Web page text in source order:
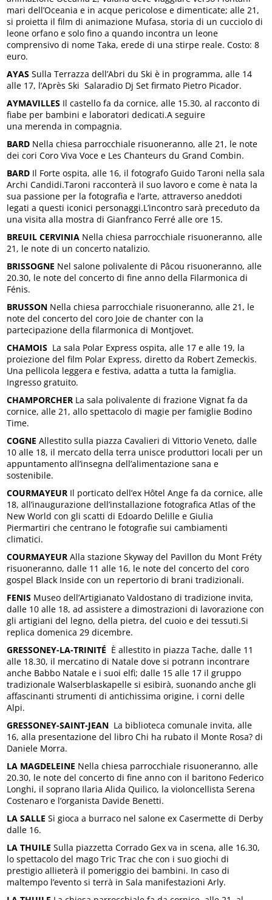
mari dell’Oceania e in acque pericolose e dimenticate; alle 21,
si proietta il film di animazione Mufasa, storia di un cucciolo di
leone orfano e solo fino a quando incontra un leone
comprensivo di nome Taka, erede di una stirpe reale. Costo: 8
euro.
AYAS Sulla Terrazza dell’Abri du Ski è in programma, alle 14
alle 17, l’Après Ski Salaradio Dj Set firmato Pietro Picador.
AYMAVILLES Il castello fa da cornice, alle 15.30, al racconto di
fiabe per bambini e laboratori dedicati.A seguire
una merenda in compagnia.
BARD Nella chiesa parrocchiale risuoneranno, alle 21, le note
dei cori Coro Viva Voce e Les Chanteurs du Grand Combin.
BARD Il Forte ospita, alle 16, il fotografo Guido Taroni nella sala
Archi Candidi.Taroni racconterà il suo lavoro e come è nata la
sua passione per la fotografia e l’arte, attraverso aneddoti
legati a questi iconici personaggi.L’incontro sarà preceduto da
una visita alla mostra di Gianfranco Ferré alle ore 15.
BREUIL CERVINIA Nella chiesa parrocchiale risuoneranno, alle
21, le note di un concerto natalizio.
BRISSOGNE Nel salone polivalente di Pâcou risuoneranno, alle
20.30, le note del concerto di fine anno della Filarmonica di
Fénis.
BRUSSON Nella chiesa parrocchiale risuoneranno, alle 21, le
note del concerto del coro Joie de chanter con la
partecipazione della filarmonica di Montjovet.
CHAMOIS La sala Polar Express ospita, alle 17 e alle 19, la
proiezione del film Polar Express, diretto da Robert Zemeckis.
Una pellicola leggera e festiva, adatta a tutta la famiglia.
Ingresso gratuito.
CHAMPORCHER La sala polivalente di frazione Vignat fa da
cornice, alle 21, allo spettacolo di magie per famiglie Bodino
Time.
COGNE Allestito sulla piazza Cavalieri di Vittorio Veneto, dalle
10 alle 18, il mercato della terra unisce produttori locali per un
appuntamento all’insegna dell’alimentazione sana e
sostenibile.
COURMAYEUR Il porticato dell’ex Hôtel Ange fa da cornice, alle
18, all’inaugurazione dell’installazione fotografica Atlas of the
New World con gli scatti di Edoardo Delille e Giulia
Piermartiri che centrano le fotografie sui cambiamenti
climatici.
COURMAYEURAlla stazione Skyway del Pavillon du Mont Fréty
risuoneranno, dalle 11 alle 16, le note del concerto del coro
gospel Black Inside con un repertorio di brani tradizionali.
FENIS Museo dell’Artigianato Valdostano di tradizione invita,
dalle 10 alle 18, ad assistere a dimostrazioni di lavorazione con
gli artigiani del legno, della pietra, del cuoio e dei tessuti.Si
replica domenica 29 dicembre.
GRESSONEY-LA-TRINITÉ È allestito in piazza Tache, dalle 11
alle 18.30, il mercatino di Natale dove si potrann incontrare
anche Babbo Natale e i suoi elfi; dalle 15 alle 17 il gruppo
tradizionale Walserblaskapelle si esibirà, suonando anche gli
affascinanti strumenti di antichissima origine, i corni delle
Alpi.
GRESSONEY-SAINT-JEAN La biblioteca comunale invita, alle
16, alla presentazione del libro Chi ha rubato il Monte Rosa? di
Daniele Morra.
LA MAGDELEINE Nella chiesa parrocchiale risuoneranno, alle
20.30, le note del concerto di fine anno con il baritono Federico
Longhi, il soprano Ilaria Alida Quilico, la violoncellista Serena
Costenaro e l’organista Davide Benetti.
LA SALLE Si gioca a burraco nel salone ex Casermette di Derby
dalle 16.
LA THUILE Sulla piazzetta Corrado Gex va in scena, alle 16.30,
lo spettacolo del mago Tric Trac che con i suo giochi di
prestigio allieterà il pomeriggio dei bambini. In caso di
maltempo l’evento si terrà in Sala manifestazioni Arly.